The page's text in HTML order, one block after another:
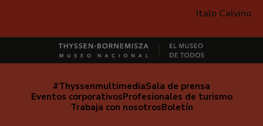
Italo Calvino
Navegación
secundaria
#ThyssenmultimediaSala de prensa
Eventos corporativosProfesionales de turismo
Trabaja con nosotrosBoletín